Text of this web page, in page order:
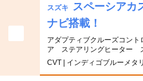
スズキ
スペーシア
ナビ搭載！
アダプティブクルーズコン
ア ステアリングヒーター
CVT | インディゴブルーメタ